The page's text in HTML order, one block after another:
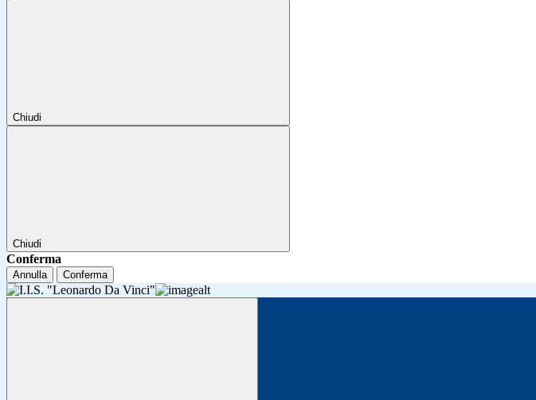
Chiudi
Chiudi
Conferma
Annulla Conferma